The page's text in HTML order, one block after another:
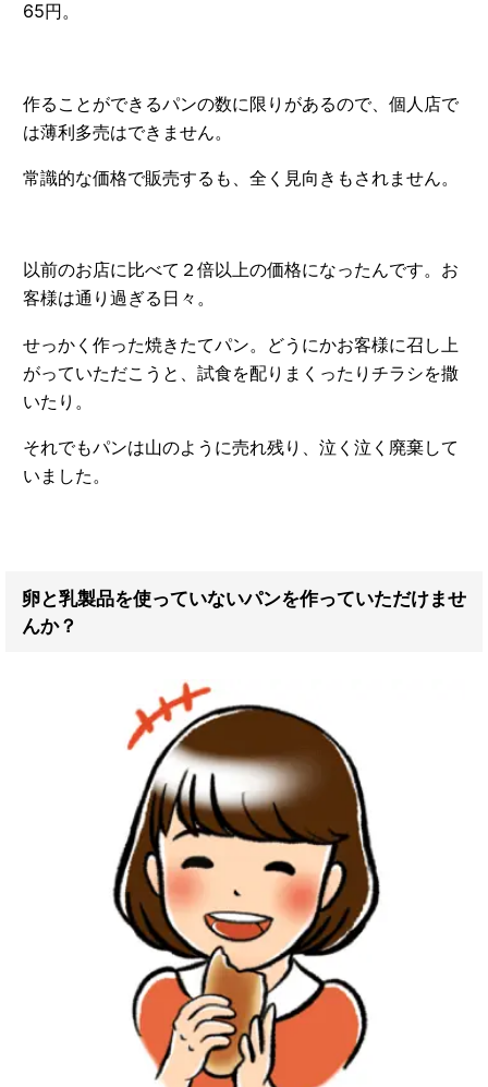
65円。
作ることができるパンの数に限りがあるので、個人店で
は薄利多売はできません。
常識的な価格で販売するも、全く見向きもされません。
以前のお店に比べて２倍以上の価格になったんです。お
客様は通り過ぎる日々。
せっかく作った焼きたてパン。どうにかお客様に召し上
がっていただこうと、試食を配りまくったりチラシを撒
いたり。
それでもパンは山のように売れ残り、泣く泣く廃棄して
いました。
卵と乳製品を使っていないパンを作っていただけませ
んか？